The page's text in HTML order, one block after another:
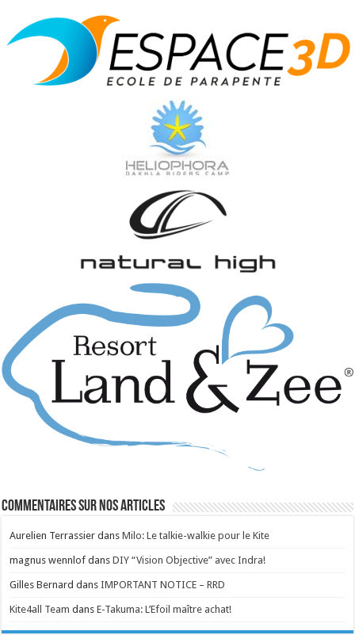
Commentaires sur nos articles
Aurelien Terrassier dansMilo: Le talkie-walkie pour le Kite
magnus wennlof dansDIY “Vision Objective” avec Indra!
Gilles Bernard dansIMPORTANT NOTICE – RRD
Kite4all Team dansE-Takuma: L’Efoil maître achat!